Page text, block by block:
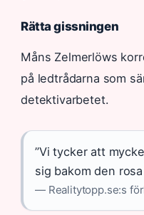
Rätta gissningen
Måns Zelmerlöws
på ledtrådarna som
detektivarbetet.
”Vi tycker att
sig bakom den
— Realitytopp.se:s